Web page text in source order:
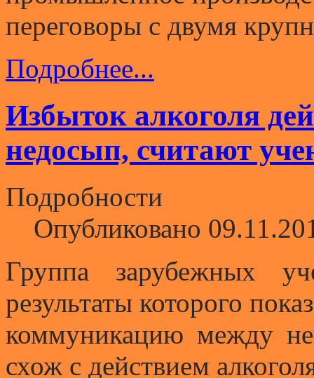
переговоры с двумя
Подробнее...
Избыток алкоголя
недосып, считают
Подробности
Опубликовано
Группа зарубежных
результаты которого
коммуникацию между
схож с действием